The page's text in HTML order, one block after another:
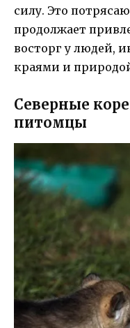
силу. Это
продолжает
восторг у людей,
краями и
Северные
питомцы